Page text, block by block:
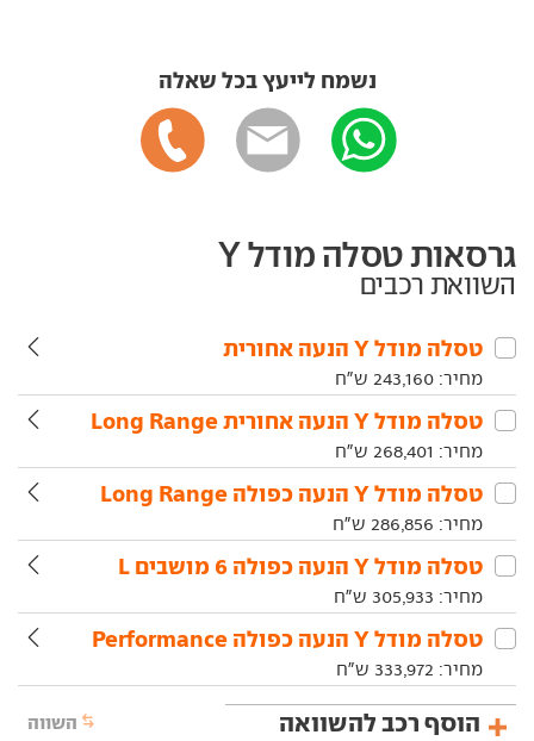
נשמח לייעץ בכל שאלה
גרסאות טסלה מודל Y
השוואת רכבים
טסלה‏ מודל Y‏ הנעה אחורית
מחיר: 243,160 ש"ח
טסלה‏ מודל Y‏ הנעה אחורית Long Range
מחיר: 268,401 ש"ח
טסלה‏ מודל Y‏ הנעה כפולה Long Range
מחיר: 286,856 ש"ח
טסלה‏ מודל Y‏ הנעה כפולה 6 מושבים L
מחיר: 305,933 ש"ח
טסלה‏ מודל Y‏ הנעה כפולה Performance
מחיר: 333,972 ש"ח
הוסף רכב להשוואה השווה